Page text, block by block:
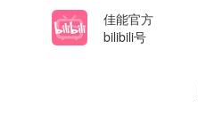
佳能官方
bilibili号